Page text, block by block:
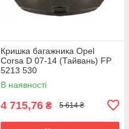
Кришка багажника Opel
Corsa D 07-14 (Тайвань) FP
5213 530
В наявності
4 715,76 ₴ 5 614 ₴